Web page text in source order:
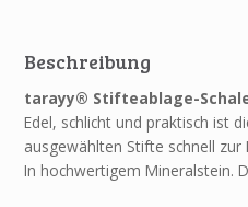
Beschreibung
tarayy® Stifteablage-
Edel, schlicht und praktisch ist
ausgewählten Stifte schnell zur
In hochwertigem Mineralstein.